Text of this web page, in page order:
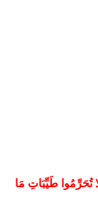
تُحَرِّمُوا طَيِّبَاتِ مَا